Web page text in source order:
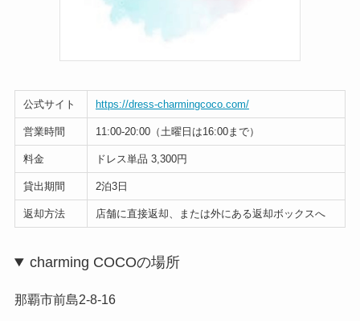
公式サイト https://dress-charmingcoco.com/
営業時間 11:00-20:00（土曜日は16:00まで）
料金 ドレス単品 3,300円
貸出期間 2泊3日
返却方法 店舗に直接返却、または外にある返却ボックスへ
charming COCOの場所
那覇市前島2-8-16